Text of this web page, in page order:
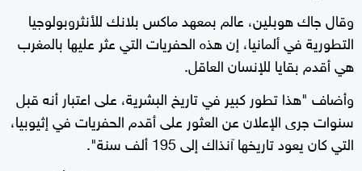
وقال جاك هوبلين، عالم بمعهد ماكس بلانك للأنثروبولوجيا
التطورية في ألمانيا، إن هذه الحفريات التي عثر عليها بالمغرب
هي أقدم بقايا للإنسان العاقل.
وأضاف "هذا تطور كبير في تاريخ البشرية، على اعتبار أنه قبل
سنوات جرى الإعلان عن العثور على أقدم الحفريات في إثيوبيا،
التي كان يعود تاريخها آنذاك إلى 195 ألف سنة".